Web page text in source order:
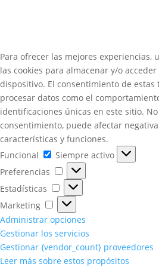
Para ofrecer las mejores experiencias,
las cookies para almacenar y/o
dispositivo. El consentimiento de
procesar datos como el
identificaciones únicas en este sitio.
consentimiento, puede afectar
características y funciones.
Funcional
Funcional
Siempre activo
Preferencias
Preferencias
Estadísticas
Estadísticas
Marketing
Marketing
Administrar opciones
Gestionar los servicios
Gestionar {vendor_count} proveedores
Leer más sobre estos propósitos